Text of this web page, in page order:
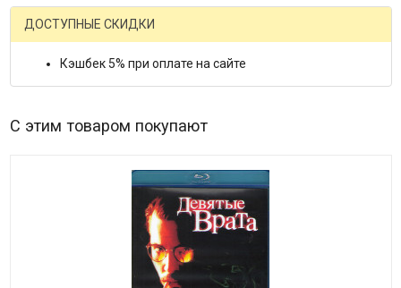
ДОСТУПНЫЕ СКИДКИ
Кэшбек 5% при оплате на сайте
С этим товаром покупают